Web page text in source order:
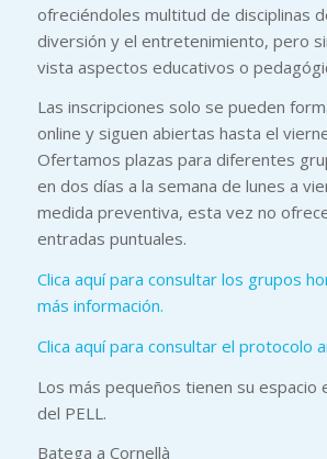
ofreciéndoles multitud de disciplinas
diversión y el entretenimiento, pero
vista aspectos educativos o
Las inscripciones solo se pueden
online y siguen abiertas hasta el
Ofertamos plazas para diferentes
en dos días a la semana de lunes a
medida preventiva, esta vez no
entradas puntuales.
Clica aquí para consultar los grupos
más información.
Clica aquí para consultar el protocolo
Los más pequeños tienen su espacio
del PELL.
Batega a Cornellà